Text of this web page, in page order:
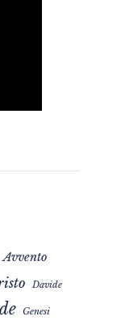
Avvento
Davide
Genesi